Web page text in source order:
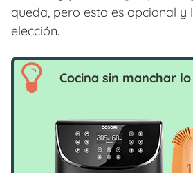
queda, pero esto es opcional y
elección.
Cocina sin manchar